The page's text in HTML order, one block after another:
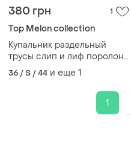
380 грн 1
Top Melon collection
Купальник раздельный
трусы слип и лиф поролон,
s - m, чашка b
36 / S / 44 и еще 1
1